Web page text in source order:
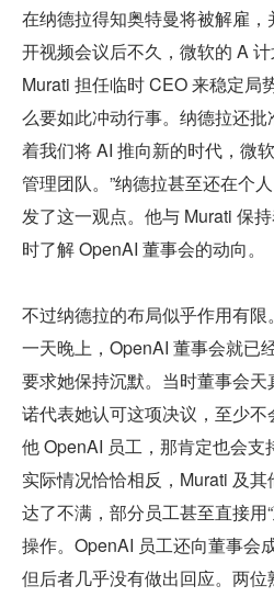
在纳德拉得知奥特曼将被解雇
开视频会议后不久，微软的 A
Murati 担任临时 CEO 来稳定局
么要如此冲动行事。纳德拉还
着我们将 AI 推向新的时代，微
管理团队。”纳德拉甚至还在个
发了这一观点。他与 Murati 保
时了解 OpenAI 董事会的动向。
不过纳德拉的布局似乎作用有
一天晚上，OpenAI 董事会就已
要求她保持沉默。当时董事会
诺代表她认可这项决议，至少
他 OpenAI 员工，那肯定也会
实际情况恰恰相反，Murati 及
达了不满，部分员工甚至直接用
操作。OpenAI 员工还向董事会
但后者几乎没有做出回应。两